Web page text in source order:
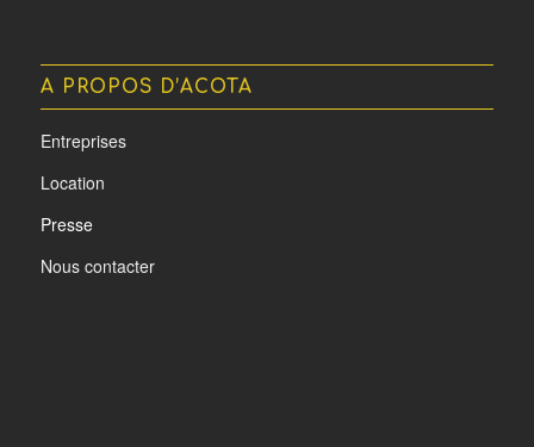
A PROPOS D’ACOTA
Entreprises
Location
Presse
Nous contacter